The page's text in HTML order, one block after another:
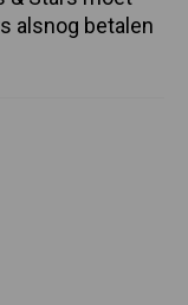
alsnog betalen